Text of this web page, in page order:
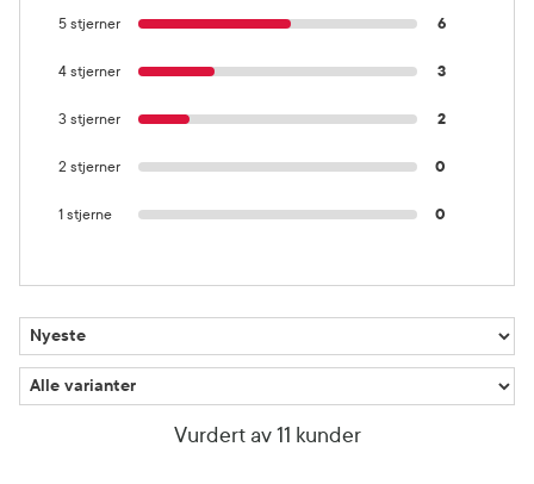
5 stjerner 6
4 stjerner 3
3 stjerner 2
2 stjerner 0
1 stjerne 0
Vurdert av 11 kunder